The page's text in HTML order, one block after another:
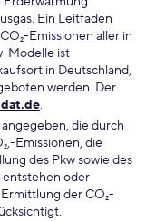
Ein Leitfaden
Emissionen aller in
Modelle ist
in Deutschland,
werden. Der
.
die durch
Emissionen, die
des Pkw sowie des
oder
der CO₂-